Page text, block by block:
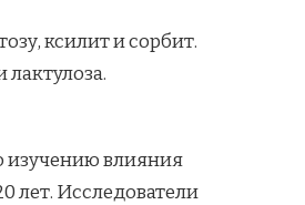
ксилит и сорбит.
изучению влияния
лет. Исследователи